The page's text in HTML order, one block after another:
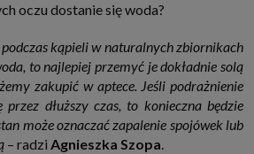
oczu dostanie się woda?
podczas kąpieli w naturalnych zbiornikach
to najlepiej przemyć je dokładnie solą
zakupić w aptece. Jeśli podrażnienie
dłuższy czas, to konieczna będzie
może oznaczać zapalenie spojówek lub
– radzi Agnieszka Szopa.